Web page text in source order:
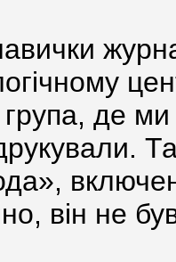
де ми
він не